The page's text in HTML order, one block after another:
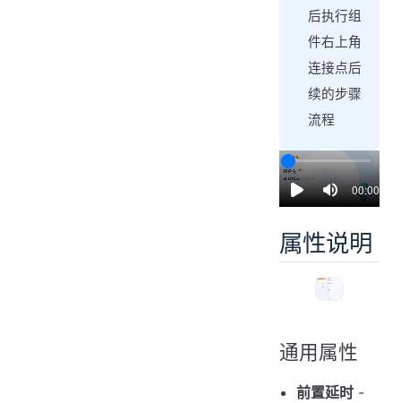
后执行组
件右上角
连接点后
续的步骤
流程
00:00 /
属性说明
通用属性
前置延时 -